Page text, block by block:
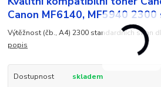
Canon MF6140, MF5940 2300
Výtěžnost (čb., A4) 2300 standardních stran
popis
Dostupnost
skladem